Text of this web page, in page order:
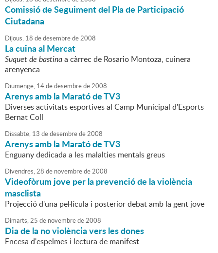
Comissió de Seguiment del Pla de Participació
Ciutadana
Dijous, 18 dedesembrede2008
La cuina al Mercat
Suquet de bastinaa càrrec de Rosario Montoza, cuinera
arenyenca
Diumenge, 14dedesembrede2008
Arenys amb la Marató de TV3
Diverses activitats esportives al Camp Municipal d'Esports
Bernat Coll
Dissabte, 13 dedesembrede2008
Arenys amb la Marató de TV3
Enguany dedicada a les malalties mentals greus
Divendres,28 de novembrede2008
Videofòrum jove per la prevenció de la violència
masclista
Projecció d'una pel·lícula i posterior debat amb la gent jove
Dimarts,25 de novembrede2008
Dia de la no violència vers les dones
Encesa d'espelmes i lectura de manifest